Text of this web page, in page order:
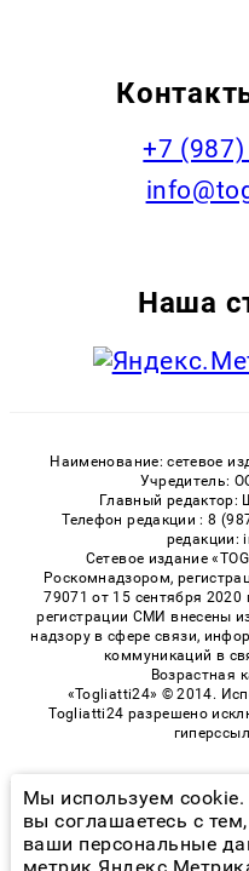
+7
Наша
Наименование: сетевое
Учредитель:
Главный редактор:
Телефон редакции : 8
редакции:
Сетевое издание
Роскомнадзором,
79071 от 15 сентября 2020
регистрации СМИ внесены
надзору в сфере связи,
коммуникаций в
Возрастная
«Togliatti24» © 2014.
Togliatti24 разрешено
© 2026
Возрастная
Мы используем
вы соглашаетесь с
ваши персональные